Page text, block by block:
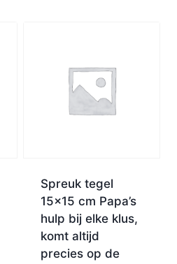
Spreuk tegel
15×15 cm Papa’s
hulp bij elke klus,
komt altijd
precies op de